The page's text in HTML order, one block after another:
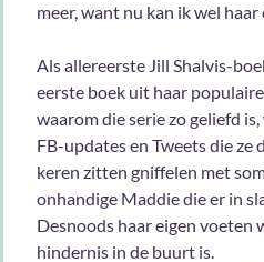
meer, want nu kan ik wel
Als allereerste Jill Shalvis-
eerste boek uit haar
waarom die serie zo geliefd
FB-updates en Tweets die
keren zitten gniffelen met
onhandige Maddie die er in
Desnoods haar eigen voeten
hindernis in de buurt is.